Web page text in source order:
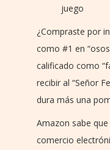
juego
¿Compraste por
como #1 en
calificado como
recibir al “Señor
dura más una
Amazon sabe
comercio